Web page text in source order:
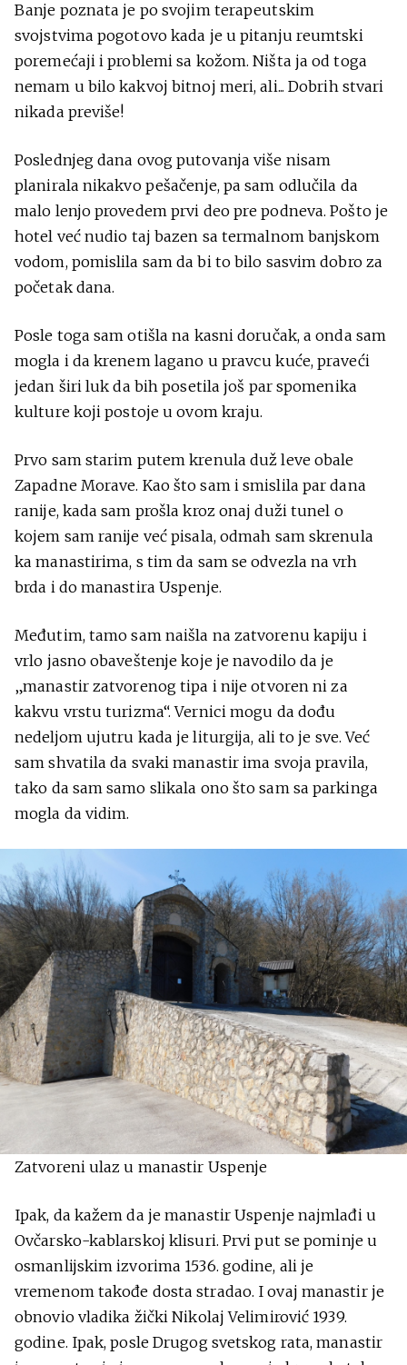
Banje poznata je po svojim terapeutskim
svojstvima pogotovo kada je u pitanju reumtski
poremećaji i problemi sa kožom. Ništa ja od toga
nemam u bilo kakvoj bitnoj meri, ali... Dobrih stvari
nikada previše!
Poslednjeg dana ovog putovanja više nisam
planirala nikakvo pešačenje, pa sam odlučila da
malo lenjo provedem prvi deo pre podneva. Pošto je
hotel već nudio taj bazen sa termalnom banjskom
vodom, pomislila sam da bi to bilo sasvim dobro za
početak dana.
Posle toga sam otišla na kasni doručak, a onda sam
mogla i da krenem lagano u pravcu kuće, praveći
jedan širi luk da bih posetila još par spomenika
kulture koji postoje u ovom kraju.
Prvo sam starim putem krenula duž leve obale
Zapadne Morave. Kao što sam i smislila par dana
ranije, kada sam prošla kroz onaj duži tunel o
kojem sam ranije već pisala, odmah sam skrenula
ka manastirima, s tim da sam se odvezla na vrh
brda i do manastira Uspenje.
Međutim, tamo sam naišla na zatvorenu kapiju i
vrlo jasno obaveštenje koje je navodilo da je
„manastir zatvorenog tipa i nije otvoren ni za
kakvu vrstu turizma“. Vernici mogu da dođu
nedeljom ujutru kada je liturgija, ali to je sve. Već
sam shvatila da svaki manastir ima svoja pravila,
tako da sam samo slikala ono što sam sa parkinga
mogla da vidim.
Zatvoreni ulaz u manastir Uspenje
Ipak, da kažem da je manastir Uspenje najmlađi u
Ovčarsko-kablarskoj klisuri. Prvi put se pominje u
osmanlijskim izvorima 1536. godine, ali je
vremenom takođe dosta stradao. I ovaj manastir je
obnovio vladika žički Nikolaj Velimirović 1939.
godine. Ipak, posle Drugog svetskog rata, manastir